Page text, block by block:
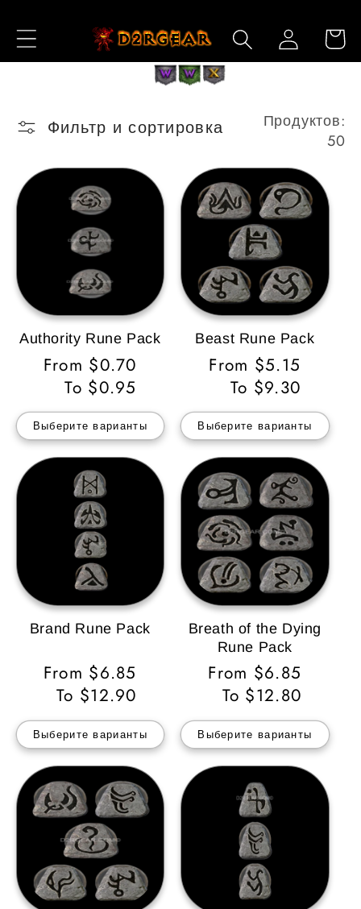
контенту Войти
Фильтр и сортировка
Продуктов:
50
Authority Rune Pack
Обычная
цена
From $0.70
To $0.95
Выберите варианты
Beast Rune Pack
Обычная
цена
From $5.15
To $9.30
Выберите варианты
Brand Rune Pack
Обычная
цена
From $6.85
To $12.90
Выберите варианты
Breath of the Dying
Rune Pack
Обычная
цена
From $6.85
To $12.80
Выберите варианты